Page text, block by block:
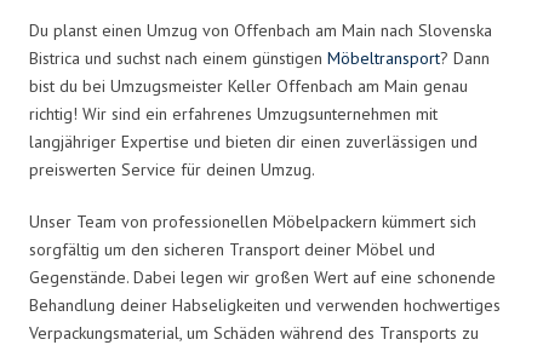
Du planst einen Umzug von Offenbach am Main nach Slovenska
Bistrica und suchst nach einem günstigen Möbeltransport? Dann
bist du bei Umzugsmeister Keller Offenbach am Main genau
richtig! Wir sind ein erfahrenes Umzugsunternehmen mit
langjähriger Expertise und bieten dir einen zuverlässigen und
preiswerten Service für deinen Umzug.
Unser Team von professionellen Möbelpackern kümmert sich
sorgfältig um den sicheren Transport deiner Möbel und
Gegenstände. Dabei legen wir großen Wert auf eine schonende
Behandlung deiner Habseligkeiten und verwenden hochwertiges
Verpackungsmaterial, um Schäden während des Transports zu